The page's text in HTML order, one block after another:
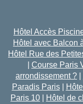
Hôtel Accès
Hôtel avec Balcon
Hôtel Rue des
Course Paris
arrondissement ?
Paradis Paris|
Paris 10
Hôtel de